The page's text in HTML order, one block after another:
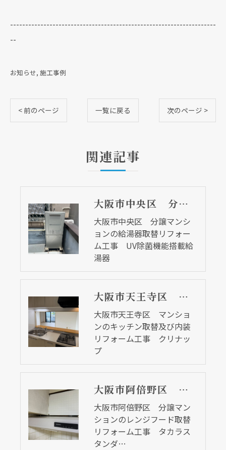
--------------------------------------------------------------------
--
お知らせ 施工事例
< 前のページ 一覧に戻る 次のページ >
関連記事
大阪市中央区 分譲マンションの給湯器取替リフォーム工事 UV除菌機能搭載給湯器
大阪市中央区 分譲マンシ
ョンの給湯器取替リフォー
ム工事 UV除菌機能搭載給
湯器
大阪市天王寺区 マンションのキッチン取替及び内装リフォーム工事 クリナップ
大阪市天王寺区 マンショ
ンのキッチン取替及び内装
リフォーム工事 クリナッ
プ
大阪市阿倍野区 分譲マンションのレンジフード取替リフォーム工事 タカラスタンダード
大阪市阿倍野区 分譲マン
ションのレンジフード取替
リフォーム工事 タカラス
タンダ…